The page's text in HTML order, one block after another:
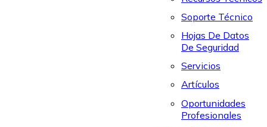
Soporte Técnico
Hojas De Datos
De Seguridad
Servicios
Artículos
Oportunidades
Profesionales